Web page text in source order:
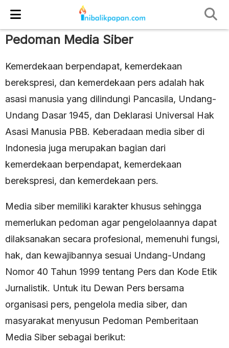
Pedoman Media Siber
Kemerdekaan berpendapat, kemerdekaan
berekspresi, dan kemerdekaan pers adalah hak
asasi manusia yang dilindungi Pancasila, Undang-
Undang Dasar 1945, dan Deklarasi Universal Hak
Asasi Manusia PBB. Keberadaan media siber di
Indonesia juga merupakan bagian dari
kemerdekaan berpendapat, kemerdekaan
berekspresi, dan kemerdekaan pers.
Media siber memiliki karakter khusus sehingga
memerlukan pedoman agar pengelolaannya dapat
dilaksanakan secara profesional, memenuhi fungsi,
hak, dan kewajibannya sesuai Undang-Undang
Nomor 40 Tahun 1999 tentang Pers dan Kode Etik
Jurnalistik. Untuk itu Dewan Pers bersama
organisasi pers, pengelola media siber, dan
masyarakat menyusun Pedoman Pemberitaan
Media Siber sebagai berikut: